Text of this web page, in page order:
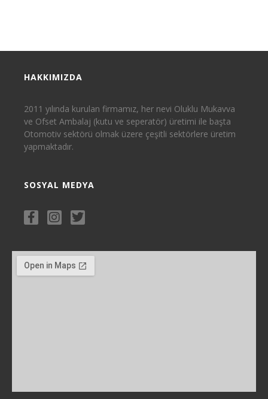
HAKKIMIZDA
2011 yılında kurulan firmamız, her nevi Oluklu Mukavva
ve Ofset Ambalaj (kutu ve seperatör) üretimi ile başta
Otomotiv sektörü olmak üzere çeşitli sektörlere üretim
yapmaktadır.
SOSYAL MEDYA